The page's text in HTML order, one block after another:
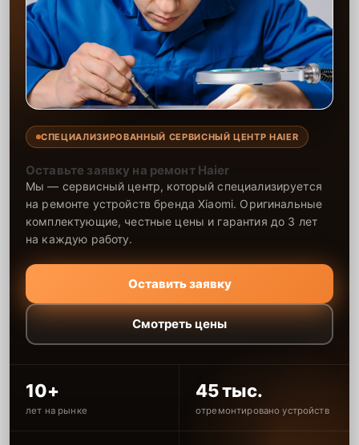
СПЕЦИАЛИЗИРОВАННЫЙ СЕРВИСНЫЙ ЦЕНТР HAIER
Оставьте заявку на ремонт Haier
Мы — сервисный центр, который специализируется
на ремонте устройств бренда Xiaomi. Оригинальные
комплектующие, честные цены и гарантия до 3 лет
на каждую работу.
Оставить заявку
Смотреть цены
10+
лет на рынке
45 тыс.
отремонтировано устройств